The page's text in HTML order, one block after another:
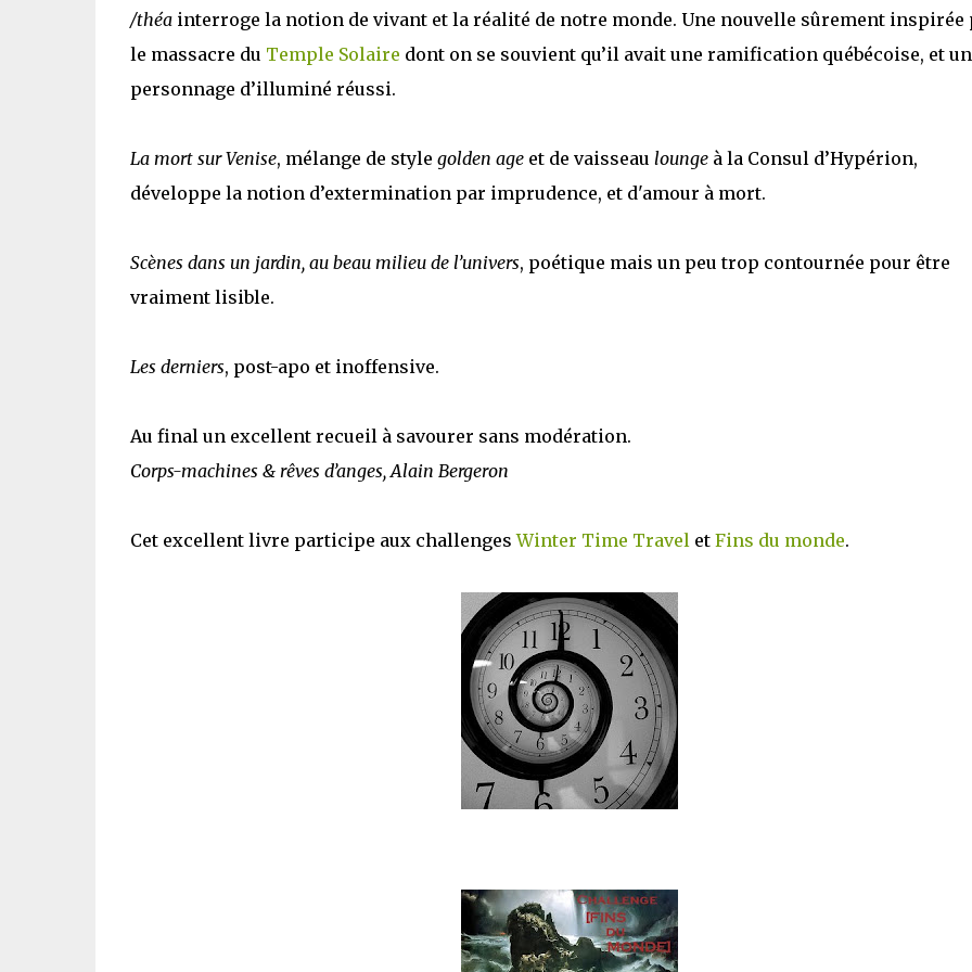
/théainterroge la notion de vivant et la réalité de notre monde. Une nouvelle sûrement inspirée
le massacre du Temple Solaire dont on se souvient qu’il avait une ramification québécoise, et un
personnage d’illuminé réussi.
La mort sur Venise, mélange de style golden ageet de vaisseau loungeà la Consul d’Hypérion,
développe la notion d’extermination par imprudence, et d'amour à mort.
Scènes dans un jardin, au beau milieu de l’univers, poétique mais un peu trop contournée pour être
vraiment lisible.
Les derniers, post-apo et inoffensive.
Au final un excellent recueil à savourer sans modération.
Corps-machines & rêves d’anges, Alain Bergeron
Cet excellent livre participe aux challengesWinter Time Travelet Fins du monde.